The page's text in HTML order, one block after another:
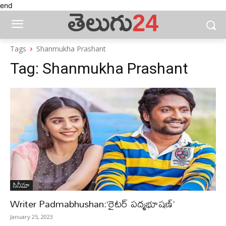
end
Tags Shanmukha Prashant
Tag: Shanmukha Prashant
సినీమా
Writer Padmabhushan:‘రైటర్ పద్మభూషణ్‌’
January 25, 2023